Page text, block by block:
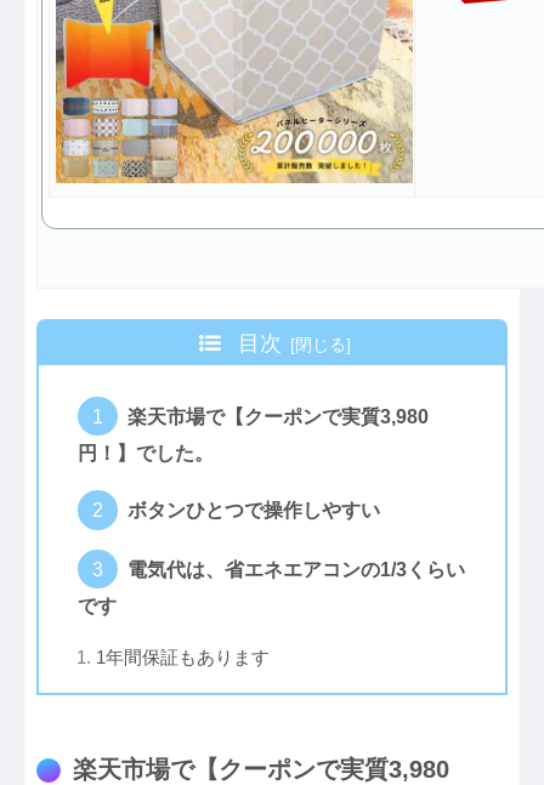
目次
楽天市場で【クーポンで実質3,980
円！】でした。
ボタンひとつで操作しやすい
電気代は、省エネエアコンの1/3くらい
です
1年間保証もあります
楽天市場で【クーポンで実質3,980